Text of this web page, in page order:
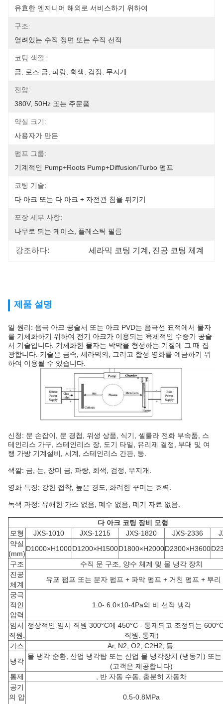
유효한 엔지니어 해외로 서비스하기 위하여
구조:
열려있는 수직 정면 또는 수직 선적
코팅 색깔:
금, 로즈 금, 파랑, 회색, 검정, 무지개
전압:
380V, 50Hz 또는 주문품
약실 크기:
사용자가 만든
펌프 그룹:
기계적인 Pump+Roots Pump+Diffusion/Turbo 펌프
코팅 기술:
다 아크 또는 다 아크 + 자전관 침을 튀기기
포장 세부 사항:
나무로 되는 케이스, 플레스틱 필름
강조하다: 세라믹 코팅 기계 , 진공 코팅 체계
제품 설명
일 원리: 음극 아크 공술서 또는 아크 PVD는 음극선 표적에서 물자
를 기체화하기 위하여 전기 아크가 이용되는 육체적인 수증기 공술
서 기술입니다. 기체화한 물자는 박막을 형성하는 기질에 그 때 집
광합니다. 기술은 금속, 세라믹의, 그리고 합성 영화를 예금하기 위
하여 이용될 수 있습니다.
신청: 문 손잡이, 문 경첩, 위생 상품, 식기, 셀룰라 전화 부속품, 스
테인리스 가구, 스테인리스 장, 도기 타일, 유리제 결정, 부대 및 여
행 가방 기계설비, 시계, 스테인리스 간판, 등.
색깔: 금, 는, 장미 금, 파랑, 회색, 검정, 무지개.
영화 특징: 강한 접착, 높은 경도, 화려한 꾸미는 효력.
녹색 과정: 유해한 가스 없음, 폐수 없음, 폐기 자료 없음.
다 아크 코팅 장비 모형
모형
JXS-1010 JXS-1215 JXS-1820 JXS-2336
약실
(mm)
D1000×H1000D1200×H1500D1800×H2000D2300×H3600
구조
수직 문 구조, 양수 체계 및 물 냉각 장치
진공
체계
유포 펌프 또는 분자 펌프 + 파악 펌프 + 거친 펌프 + 뿌리
궁극
적인
압력
1.0- 6.0×10-4Pa의 비 선적 냉각
임시
직원.
정상적인 임시 직원 300°C에 450°C - 통제되고 조정되는
직원. 통제)
가스
Ar, N2, O2, C2H2, 등.
냉각
물 냉각 순환, 산업 냉각탑 또는 산업 물 냉각장치 (냉동기) 또
(고객은 제공합니다)
통제
, 반 자동 수동, 충분히 자동차
공기
의 압
0.5-0.8MPa